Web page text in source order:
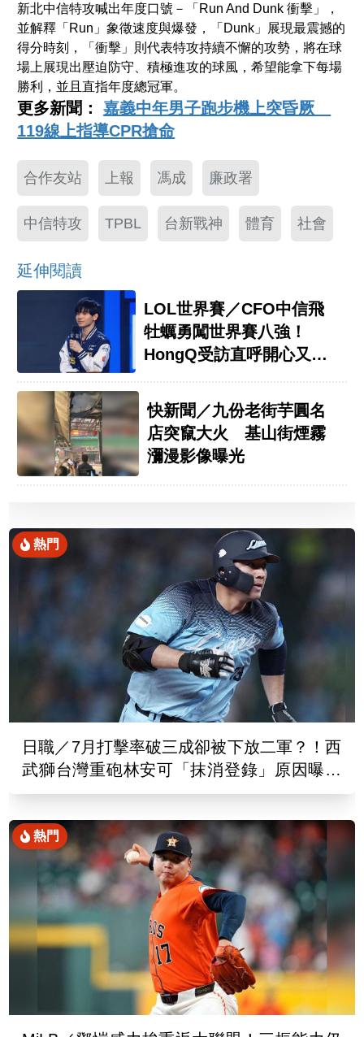
新北中信特攻喊出年度口號－「Run And Dunk 衝擊」，
並解釋「Run」象徵速度與爆發，「Dunk」展現最震撼的
得分時刻，「衝擊」則代表特攻持續不懈的攻勢，將在球
場上展現出壓迫防守、積極進攻的球風，希望能拿下每場
勝利，並且直指年度總冠軍。
更多新聞：嘉義中年男子跑步機上突昏厥
119線上指導CPR搶命
合作友站 上報 馮成 廉政署
中信特攻 TPBL 台新戰神 體育 社會
延伸閱讀
LOL世界賽／CFO中信飛
牡蠣勇闖世界賽八強！
HongQ受訪直呼開心又榮
快新聞／九份老街芋圓名
店突竄大火 基山街煙霧
瀰漫影像曝光
熱門
日職／7月打擊率破三成卻被下放二軍？！西
武獅台灣重砲林安可「抹消登錄」原因曝光
了
熱門